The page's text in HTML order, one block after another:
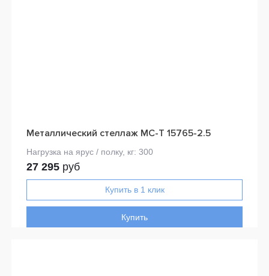
Металлический стеллаж МС-Т 15765-2.5
27 295 руб
Купить